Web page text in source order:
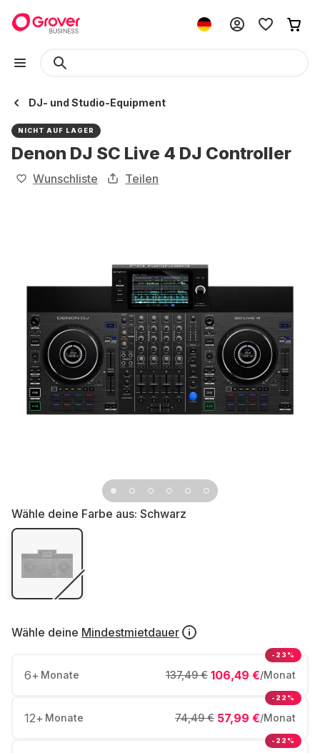
DJ- und Studio-Equipment
NICHT AUF LAGER
Denon DJ SC Live 4 DJ Controller
Wunschliste Teilen
Wähle deine Farbe aus: Schwarz
Wähle deine Mindestmietdauer
6+ Monate 106,49 €/Monat
137,49 €
-23%
12+ Monate 57,99 €/Monat
74,49 €
-22%
-22%